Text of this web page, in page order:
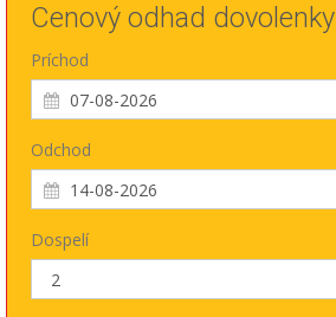
Cenový odhad dovolenky
Príchod
Odchod
Dospelí